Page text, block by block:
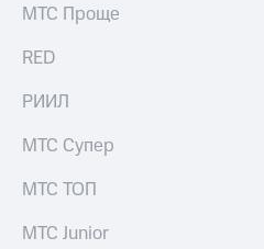
МТС Проще
RED
РИИЛ
МТС Супер
МТС ТОП
МТС Junior